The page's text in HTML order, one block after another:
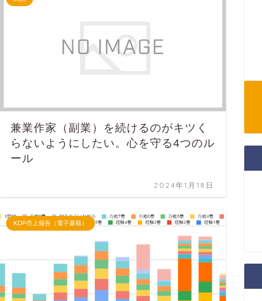
兼業作家（副業）を続けるのがキツく
らないようにしたい。心を守る4つのル
ール
2024年1月18日
KDP売上報告（電子書籍）